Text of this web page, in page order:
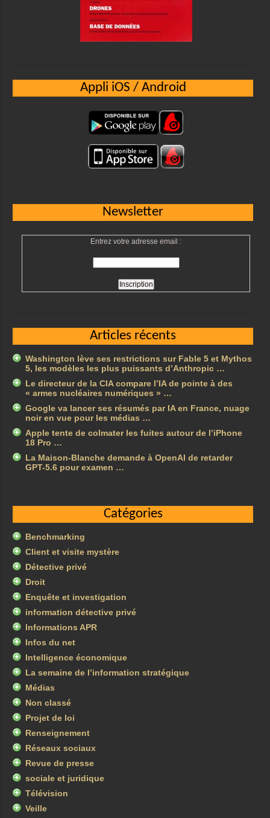
Appli iOS / Android
Newsletter
Entrez votre adresse email :
Articles récents
Washington lève ses restrictions sur Fable 5 et Mythos
5, les modèles les plus puissants d’Anthropic …
Le directeur de la CIA compare l’IA de pointe à des
« armes nucléaires numériques » …
Google va lancer ses résumés par IA en France, nuage
noir en vue pour les médias …
Apple tente de colmater les fuites autour de l’iPhone
18 Pro …
La Maison-Blanche demande à OpenAI de retarder
GPT-5.6 pour examen …
Catégories
Benchmarking
Client et visite mystère
Détective privé
Droit
Enquête et investigation
information détective privé
Informations APR
Infos du net
Intelligence économique
La semaine de l’information stratégique
Médias
Non classé
Projet de loi
Renseignement
Réseaux sociaux
Revue de presse
sociale et juridique
Télévision
Veille